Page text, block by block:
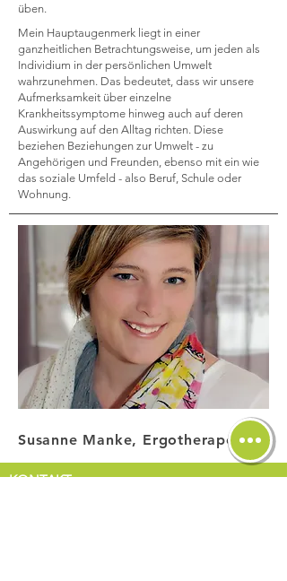
üben.
Mein Hauptaugenmerk liegt in einer
ganzheitlichen Betrachtungsweise, um jeden als
Individium in der persönlichen Umwelt
wahrzunehmen. Das bedeutet, dass wir unsere
Aufmerksamkeit über einzelne
Krankheitssymptome hinweg auch auf deren
Auswirkung auf den Alltag richten. Diese
beziehen Beziehungen zur Umwelt - zu
Angehörigen und Freunden, ebenso mit ein wie
das soziale Umfeld - also Beruf, Schule oder
Wohnung.
Susanne Manke, Ergotherapeutin
KONTAKT: